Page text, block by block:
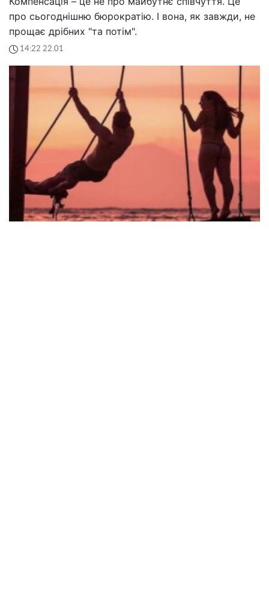
щоб зібрати ще один урожай за сезон
Грядка після гарбуза – це не "кінець сезону", а його
друга серія. Земля вже зробила половину за вас.
Залишається тільки вибрати правильну культуру
09:29 26.01